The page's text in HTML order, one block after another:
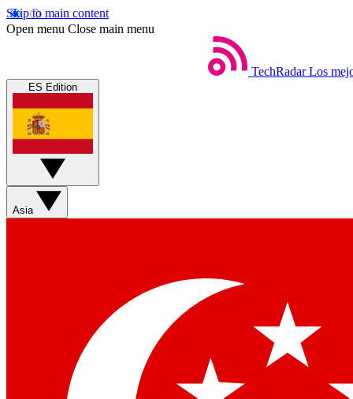
Skip to main content
Open menu Close main menu
TechRadar Los
ES Edition
Asia